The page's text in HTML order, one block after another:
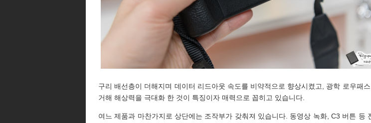
구리 배선층이 더해지며 데이터 리드아웃 속도를 비약적으로 향상시켰고, 광학 로우패
거해 해상력을 극대화 한 것이 특징이자 매력으로 꼽히고 있습니다.
여느 제품과 마찬가지로 상단에는 조작부가 갖춰져 있습니다. 동영상 녹화, C3 버튼 등